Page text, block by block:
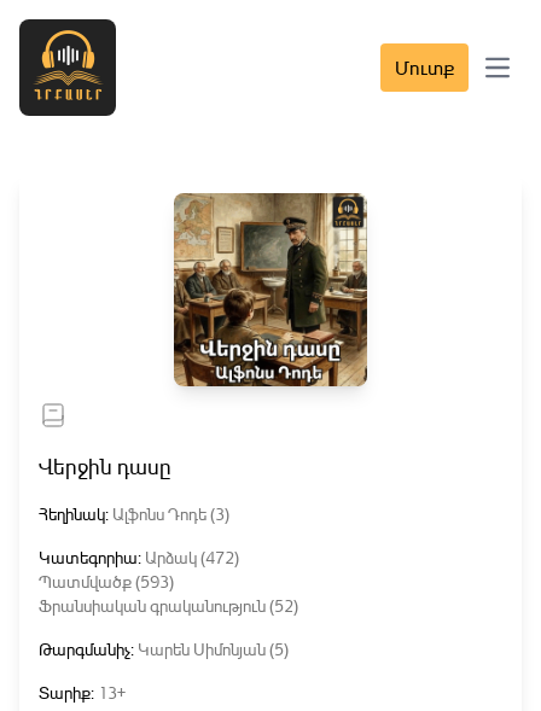
Մուտք Open
Վերջին դասը
Հեղինակ: Ալֆոնս Դոդե (3)
Կատեգորիա: Արձակ (472)
Պատմվածք (593)
Ֆրանսիական գրականություն (52)
Թարգմանիչ: Կարեն Սիմոնյան (5)
Տարիք: 13+